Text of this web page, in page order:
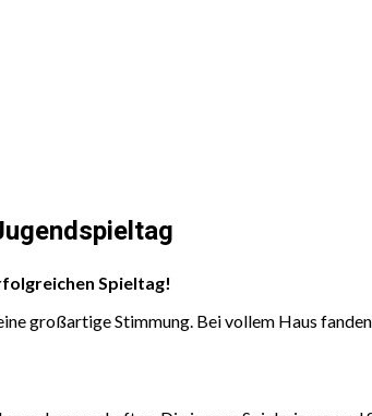
Spieltag!
großartige Stimmung. Bei vollem Haus